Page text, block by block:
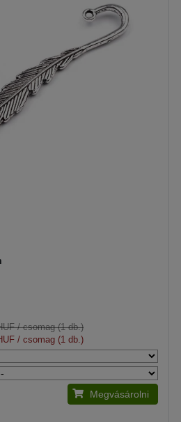
/ csomag (1 db.)
/ csomag (1 db.)
Megvásárolni